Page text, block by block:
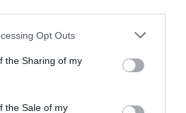
Opt Outs
the Sharing of my
the Sale of my
Barcelona Activa participant
preacceleració a partir del
el projecte al Mobile
del 2021.
de l’equip, i Noelia